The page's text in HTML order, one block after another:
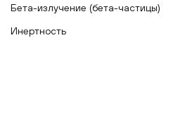
Бета-излучение (бета-частицы)
Инертность